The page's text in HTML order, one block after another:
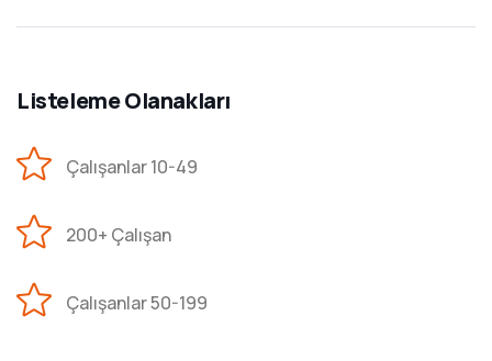
Listeleme Olanakları
Çalışanlar 10-49
200+ Çalışan
Çalışanlar 50-199